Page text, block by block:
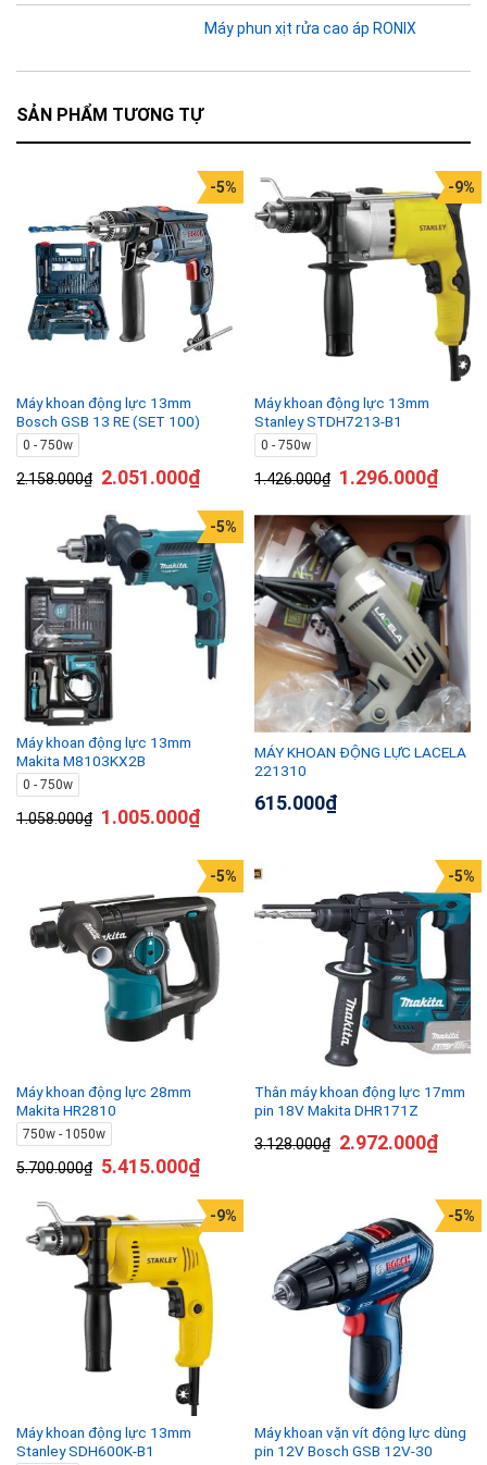
Máy phun xịt rửa cao áp RONIX
SẢN PHẨM TƯƠNG TỰ
Máy khoan động lực 13mm
Bosch GSB 13 RE (SET 100)
0 - 750w
2.158.000₫
-5%
2.051.000₫
Máy khoan động lực 13mm
Stanley STDH7213-B1
0 - 750w
1.426.000₫
-9%
1.296.000₫
Máy khoan động lực 13mm
Makita M8103KX2B
0 - 750w
1.058.000₫
-5%
1.005.000₫
MÁY KHOAN ĐỘNG LỰC LACELA
221310
615.000₫
Máy khoan động lực 28mm
Makita HR2810
750w - 1050w
5.700.000₫
-5%
5.415.000₫
Thân máy khoan động lực 17mm
pin 18V Makita DHR171Z
3.128.000₫
-5%
2.972.000₫
Máy khoan động lực 13mm
Stanley SDH600K-B1
-9%
Máy khoan vặn vít động lực dùng
pin 12V Bosch GSB 12V-30
-5%